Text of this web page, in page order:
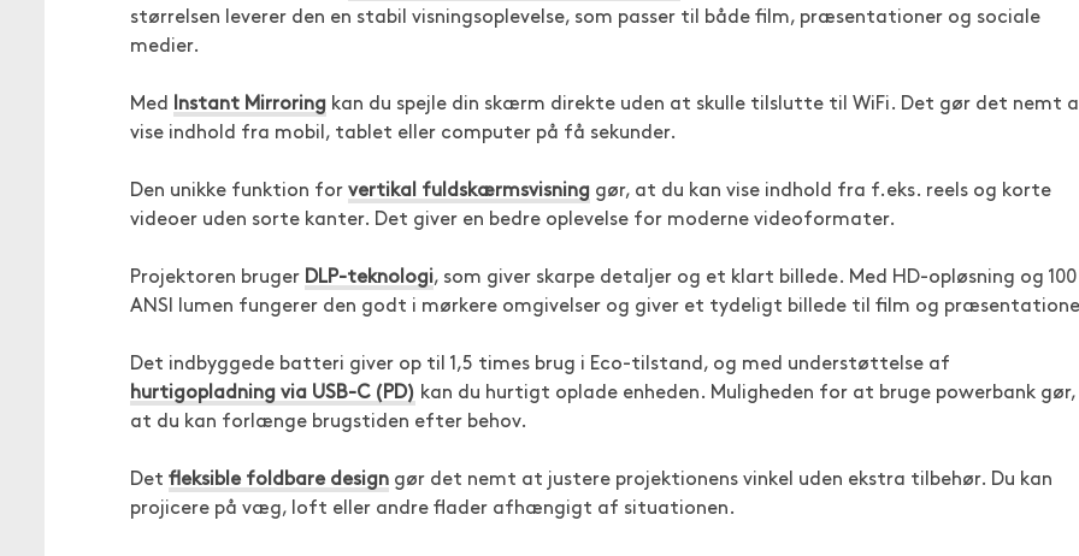
størrelsen leverer den en stabil visningsoplevelse, som passer til både film, præsentationer og sociale
medier.
Med Instant Mirroring kan du spejle din skærm direkte uden at skulle tilslutte til WiFi. Det gør det nemt
vise indhold fra mobil, tablet eller computer på få sekunder.
Den unikke funktion for vertikal fuldskærmsvisning gør, at du kan vise indhold fra f.eks. reels og korte
videoer uden sorte kanter. Det giver en bedre oplevelse for moderne videoformater.
Projektoren bruger DLP-teknologi, som giver skarpe detaljer og et klart billede. Med HD-opløsning og 100
ANSI lumen fungerer den godt i mørkere omgivelser og giver et tydeligt billede til film og
Det indbyggede batteri giver op til 1,5 times brug i Eco-tilstand, og med understøttelse af
hurtigopladning via USB-C (PD) kan du hurtigt oplade enheden. Muligheden for at bruge powerbank gør,
at du kan forlænge brugstiden efter behov.
Det fleksible foldbare design gør det nemt at justere projektionens vinkel uden ekstra tilbehør. Du kan
projicere på væg, loft eller andre flader afhængigt af situationen.